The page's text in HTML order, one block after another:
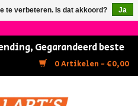
×
Gegarandeerd beste
0 Artikelen - €0,00
te verbeteren. Is dat akkoord?
Ja